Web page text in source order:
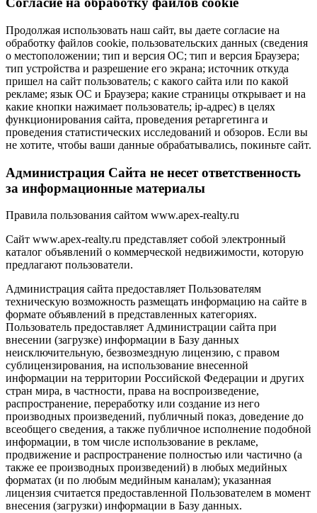
Продолжая использовать наш сайт, вы даете согласие на
обработку файлов cookie, пользовательских данных (сведения
о местоположении; тип и версия ОС; тип и версия Браузера;
тип устройства и разрешение его экрана; источник откуда
пришел на сайт пользователь; с какого сайта или по какой
рекламе; язык ОС и Браузера; какие страницы открывает и на
какие кнопки нажимает пользователь; ip-адрес) в целях
функционирования сайта, проведения ретаргетинга и
проведения статистических исследований и обзоров. Если вы
не хотите, чтобы ваши данные обрабатывались, покиньте сайт.
Администрация Сайта не несет ответственность
за информационные материалы
Правила пользования сайтом www.apex-realty.ru
Сайт www.apex-realty.ru представляет собой электронный
каталог объявлений о коммерческой недвижимости, которую
предлагают пользователи.
Администрация сайта предоставляет Пользователям
техническую возможность размещать информацию на сайте в
формате объявлений в представленных категориях.
Пользователь предоставляет Администрации сайта при
внесении (загрузке) информации в Базу данных
неисключительную, безвозмездную лицензию, с правом
сублицензирования, на использование внесенной
информации на территории Российской Федерации и других
стран мира, в частности, права на воспроизведение,
распространение, переработку или создание из него
производных произведений, публичный показ, доведение до
всеобщего сведения, а также публичное исполнение подобной
информации, в том числе использование в рекламе,
продвижение и распространение полностью или частично (а
также ее производных произведений) в любых медийных
форматах (и по любым медийным каналам); указанная
лицензия считается предоставленной Пользователем в момент
внесения (загрузки) информации в Базу данных.